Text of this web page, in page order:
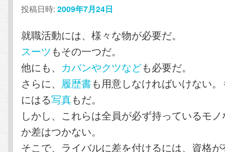
投稿日時:2009年7月24日
就職活動には、様々な物が必要だ。
スーツもその一つだ。
他にも、 カバンやクツなども必要だ。
さらに、 履歴書も用意しなければいけない
にはる写真もだ。
しかし、これらは全員が必ず持っているモ
か差はつかない。
そこで、ライバルに差を付けるには、資格